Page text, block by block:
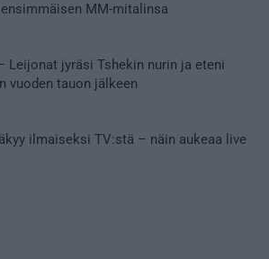
MM-mitalinsa
Leijonat jyräsi Tshekin nurin ja eteni
vuoden tauon jälkeen
ilmaiseksi TV:stä – näin aukeaa live